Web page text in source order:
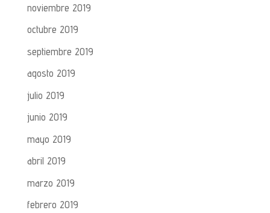
noviembre 2019
octubre 2019
septiembre 2019
agosto 2019
julio 2019
junio 2019
mayo 2019
abril 2019
marzo 2019
febrero 2019